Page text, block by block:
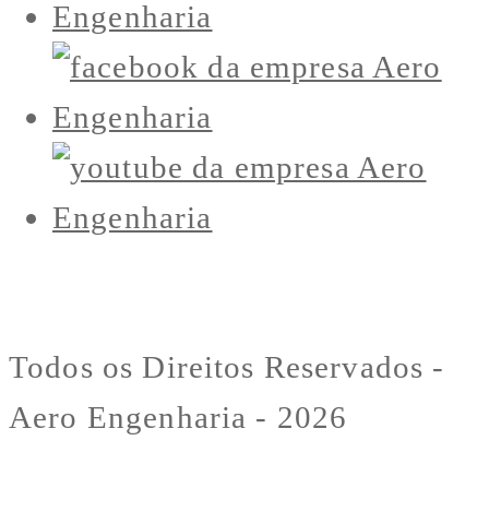
Todos os Direitos Reservados -
Aero Engenharia - 2026